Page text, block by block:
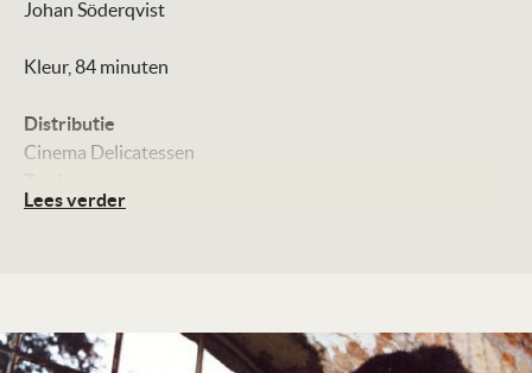
Johan Söderqvist
Kleur, 84 minuten
Distributie
Cinema Delicatessen
vanaf 29 maart
Lees verder